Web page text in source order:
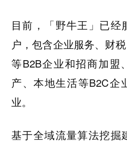
目前，「野牛王」已经
户，包含企业服务、财
等B2B企业和招商加盟
产、本地生活等B2C企
业。
基于全域流量算法挖掘